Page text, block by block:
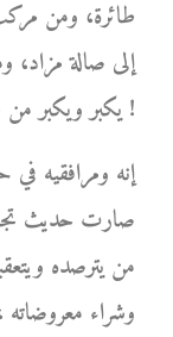
طائرة، ومن
إلى صالة مزاد،
يكبر ويكبر من حوله مبرداً بشعاعاته اللطيفة لهيب أوجاعه !
إنه ومرافقيه في
صارت حديث
من يترصده
وشراء